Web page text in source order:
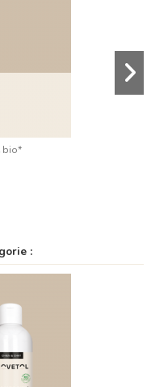
bio*
: